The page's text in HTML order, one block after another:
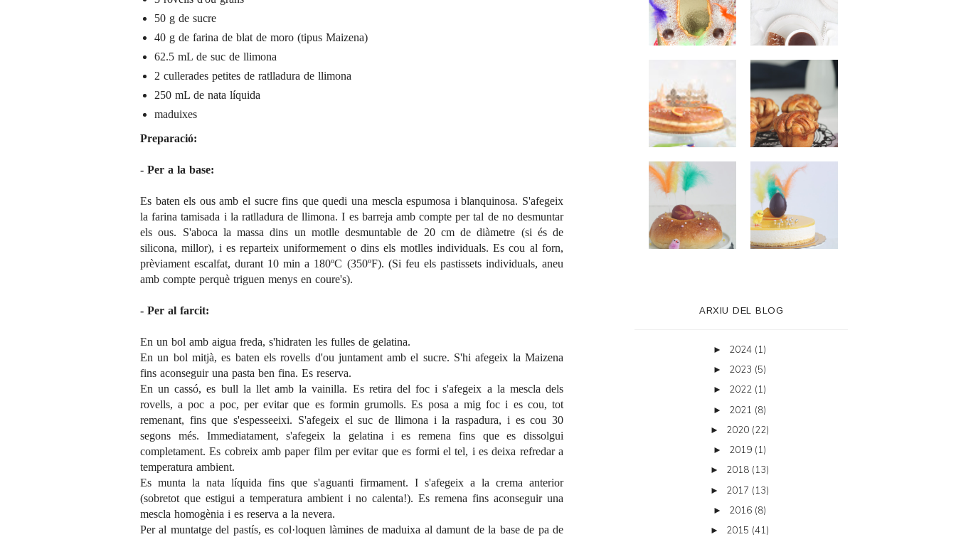
50 g de sucre
40 g de farina de blat de moro (tipus Maizena)
62.5 mL de suc de llimona
2 cullerades petites de ratlladura de llimona
250 mL de nata líquida
maduixes
Preparació:
- Per a la base:
Es baten els ous amb el sucre fins que quedi una mescla espumosa i blanquinosa. S'afegeix
la farina tamisada i la ratlladura de llimona. I es barreja amb compte per tal de no desmuntar
els ous. S'aboca la massa dins un motlle desmuntable de 20 cm de diàmetre (si és de
silicona, millor), i es reparteix uniformement o dins els motlles individuals. Es cou al forn,
prèviament escalfat, durant 10 min a 180ºC (350ºF). (Si feu els pastissets individuals, aneu
amb compte perquè triguen menys en coure's).
- Per al farcit:
En un bol amb aigua freda, s'hidraten les fulles de gelatina.
En un bol mitjà, es baten els rovells d'ou juntament amb el sucre. S'hi afegeix la Maizena
fins aconseguir una pasta ben fina. Es reserva.
En un cassó, es bull la llet amb la vainilla. Es retira del foc i s'afegeix a la mescla dels
rovells, a poc a poc, per evitar que es formin grumolls. Es posa a mig foc i es cou, tot
remenant, fins que s'espesseeixi. S'afegeix el suc de llimona i la raspadura, i es cou 30
segons més. Immediatament, s'afegeix la gelatina i es remena fins que es dissolgui
completament. Es cobreix amb paper film per evitar que es formi el tel, i es deixa refredar a
temperatura ambient.
Es munta la nata líquida fins que s'aguanti firmament. I s'afegeix a la crema anterior
(sobretot que estigui a temperatura ambient i no calenta!). Es remena fins aconseguir una
mescla homogènia i es reserva a la nevera.
Per al muntatge del pastís, es col·loquen làmines de maduixa al damunt de la base de pa de
ARXIU DEL BLOG
► 2024 (1)
► 2023 (5)
► 2022 (1)
► 2021 (8)
► 2020 (22)
► 2019 (1)
► 2018 (13)
► 2017 (13)
► 2016 (8)
► 2015 (41)